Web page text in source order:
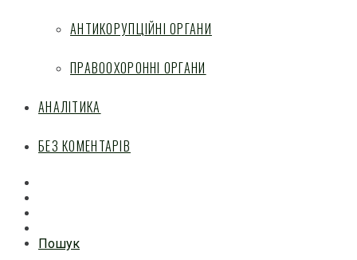
АНТИКОРУПЦІЙНІ ОРГАНИ
ПРАВООХОРОННІ ОРГАНИ
АНАЛІТИКА
БЕЗ КОМЕНТАРІВ
Пошук